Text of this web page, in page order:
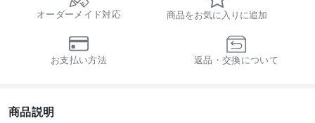
オーダーメイド対応 商品をお気に入りに追加
お支払い方法 返品・交換について
商品説明